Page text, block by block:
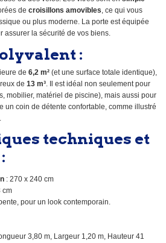
de croisillons amovibles, ce qui vous
ou plus moderne. La porte est équipée
assurer la sécurité de vos biens.
:
de 6,2 m² (et une surface totale identique),
de 13 m³ . Il est idéal non seulement pour
mobilier, matériel de piscine), mais aussi pour
un coin de détente confortable, comme illustré
techniques et
: 270 x 240 cm
cm
pour un look contemporain.
3,80 m, Largeur 1,20 m, Hauteur 41